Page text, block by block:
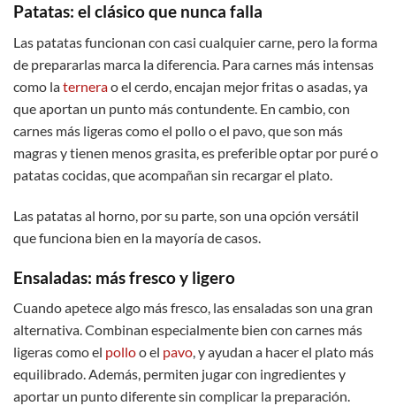
Patatas: el clásico que nunca falla
Las patatas funcionan con casi cualquier carne, pero la forma
de prepararlas marca la diferencia. Para carnes más intensas
como laternerao el cerdo, encajan mejor fritas o asadas, ya
que aportan un punto más contundente. En cambio, con
carnes más ligeras como el pollo o el pavo, que son más
magras y tienen menos grasita, es preferible optar por puré o
patatas cocidas, que acompañan sin recargar el plato.
Las patatas al horno, por su parte, son una opción versátil
que funciona bien en la mayoría de casos.
Ensaladas: más fresco y ligero
Cuando apetece algo más fresco, las ensaladas son una gran
alternativa. Combinan especialmente bien con carnes más
ligeras como el polloo el pavo, y ayudan a hacer el plato más
equilibrado. Además, permiten jugar con ingredientes y
aportar un punto diferente sin complicar la preparación.